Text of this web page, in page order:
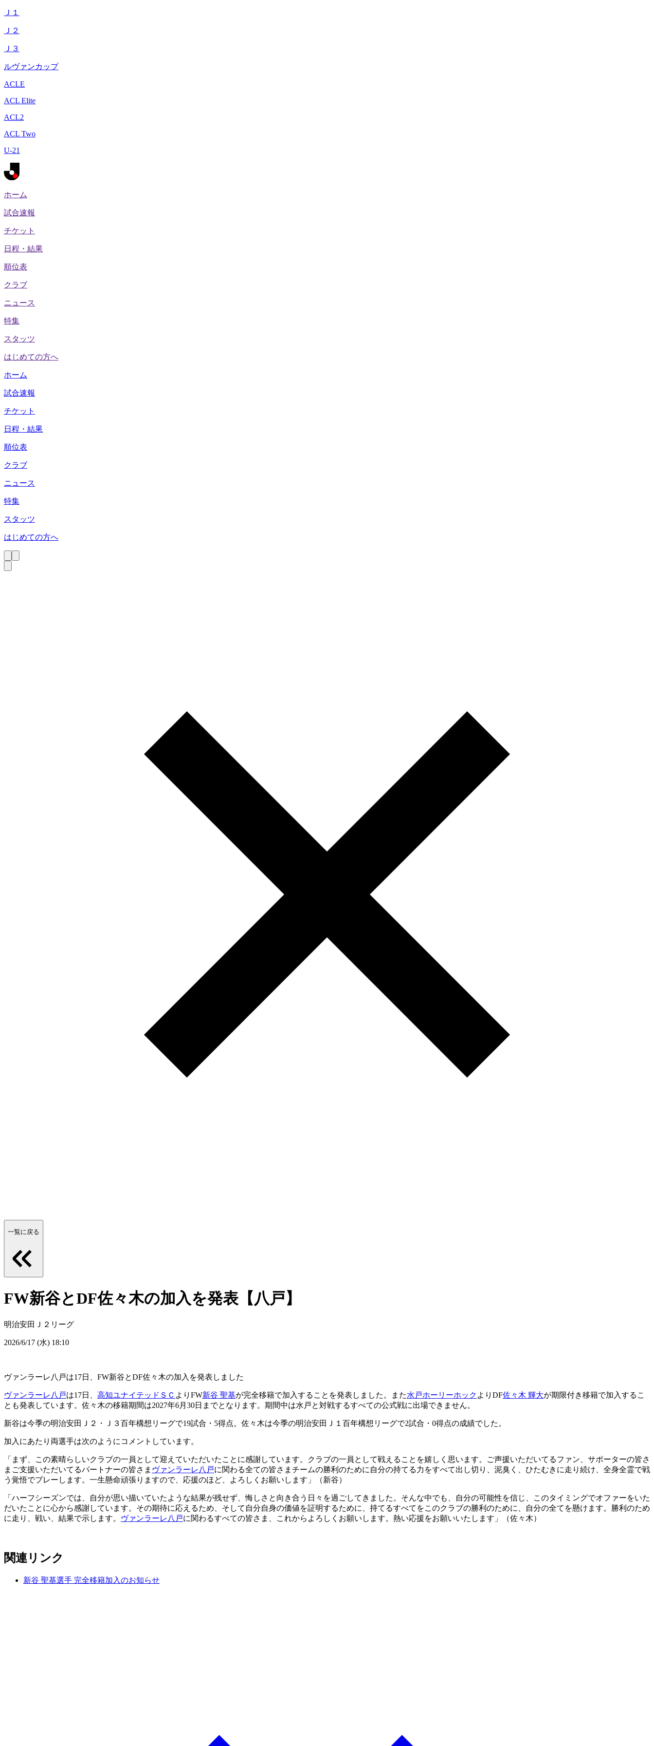
Ｊ１
Ｊ２
Ｊ３
ルヴァンカップ
ACLE
ACL Elite
ACL2
ACL Two
U-21
ホーム
試合速報
チケット
日程・結果
順位表
クラブ
ニュース
特集
スタッツ
はじめての方へ
ホーム
試合速報
チケット
日程・結果
順位表
クラブ
ニュース
特集
スタッツ
はじめての方へ
一覧に戻る
FW新谷とDF佐々木の加入を発表【八戸】
明治安田Ｊ２リーグ
2026/6/17 (水) 18:10
ヴァンラーレ八戸は17日、FW新谷とDF佐々木の加入を発表しました
ヴァンラーレ八戸は17日、 高知ユナイテッドＳＣ よりFW新谷 聖基が完全移籍で加入することを発表しました。また水戸ホーリーホック よりDF佐々木 輝大が期限付き移籍で加入するこ
とも発表しています。佐々木の移籍期間は2027年6月30日までとなります。期間中は水戸と対戦するすべての公式戦に出場できません。
新谷は今季の明治安田Ｊ２・Ｊ３百年構想リーグで19試合・5得点。佐々木は今季の明治安田Ｊ１百年構想リーグで2試合・0得点の成績でした。
加入にあたり両選手は次のようにコメントしています。
「まず、この素晴らしいクラブの一員として迎えていただいたことに感謝しています。クラブの一員として戦えることを嬉しく思います。ご声援いただいてるファン、サポーターの皆さ
まご支援いただいてるパートナーの皆さま ヴァンラーレ八戸に関わる全ての皆さまチームの勝利のために自分の持てる力をすべて出し切り、泥臭く、ひたむきに走り続け、全身全霊で戦
う覚悟でプレーします。一生懸命頑張りますので、応援のほど、よろしくお願いします」（新谷）
「ハーフシーズンでは、自分が思い描いていたような結果が残せず、悔しさと向き合う日々を過ごしてきました。そんな中でも、自分の可能性を信じ、このタイミングでオファーをいた
だいたことに心から感謝しています。その期待に応えるため、そして自分自身の価値を証明するために、持てるすべてをこのクラブの勝利のために、自分の全てを懸けます。勝利のため
に走り、戦い、結果で示します。
ヴァンラーレ八戸に関わるすべての皆さま、これからよろしくお願いします。熱い応援をお願いいたします」（佐々木）
関連リンク
新谷 聖基選手 完全移籍加入のお知らせ